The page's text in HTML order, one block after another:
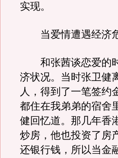
实现。
当爱情遭遇经济危
和张茜谈恋爱的时
济状况。当时张卫健
人，得到了一笔签约
都住在我弟弟的宿舍
健回忆道。那几年香
炒房，他也投资了房
还银行钱，所以当金